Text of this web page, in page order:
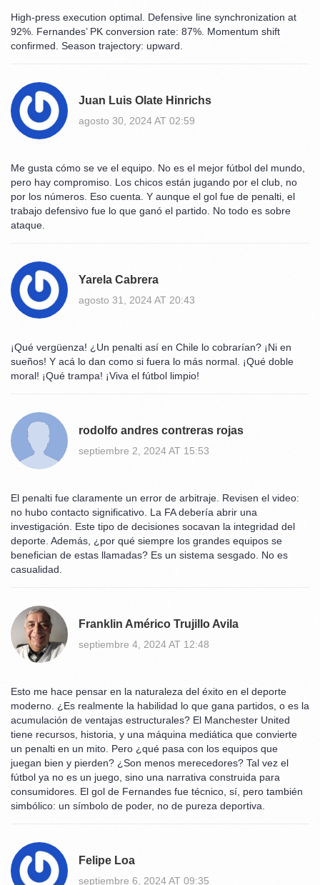
High-press execution optimal. Defensive line synchronization at
92%. Fernandes’ PK conversion rate: 87%. Momentum shift
confirmed. Season trajectory: upward.
Juan Luis Olate Hinrichs
agosto 30, 2024 AT 02:59
Me gusta cómo se ve el equipo. No es el mejor fútbol del mundo,
pero hay compromiso. Los chicos están jugando por el club, no
por los números. Eso cuenta. Y aunque el gol fue de penalti, el
trabajo defensivo fue lo que ganó el partido. No todo es sobre
ataque.
Yarela Cabrera
agosto 31, 2024 AT 20:43
¡Qué vergüenza! ¿Un penalti así en Chile lo cobrarían? ¡Ni en
sueños! Y acá lo dan como si fuera lo más normal. ¡Qué doble
moral! ¡Qué trampa! ¡Viva el fútbol limpio!
rodolfo andres contreras rojas
septiembre 2, 2024 AT 15:53
El penalti fue claramente un error de arbitraje. Revisen el video:
no hubo contacto significativo. La FA debería abrir una
investigación. Este tipo de decisiones socavan la integridad del
deporte. Además, ¿por qué siempre los grandes equipos se
benefician de estas llamadas? Es un sistema sesgado. No es
casualidad.
Franklin Américo Trujillo Avila
septiembre 4, 2024 AT 12:48
Esto me hace pensar en la naturaleza del éxito en el deporte
moderno. ¿Es realmente la habilidad lo que gana partidos, o es la
acumulación de ventajas estructurales? El Manchester United
tiene recursos, historia, y una máquina mediática que convierte
un penalti en un mito. Pero ¿qué pasa con los equipos que
juegan bien y pierden? ¿Son menos merecedores? Tal vez el
fútbol ya no es un juego, sino una narrativa construida para
consumidores. El gol de Fernandes fue técnico, sí, pero también
simbólico: un símbolo de poder, no de pureza deportiva.
Felipe Loa
septiembre 6, 2024 AT 09:35